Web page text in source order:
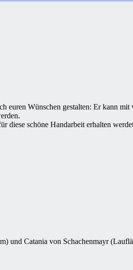
euren Wünschen gestalten: Er kann
diese schöne Handarbeit erhalten
und Catania von Schachenmayr